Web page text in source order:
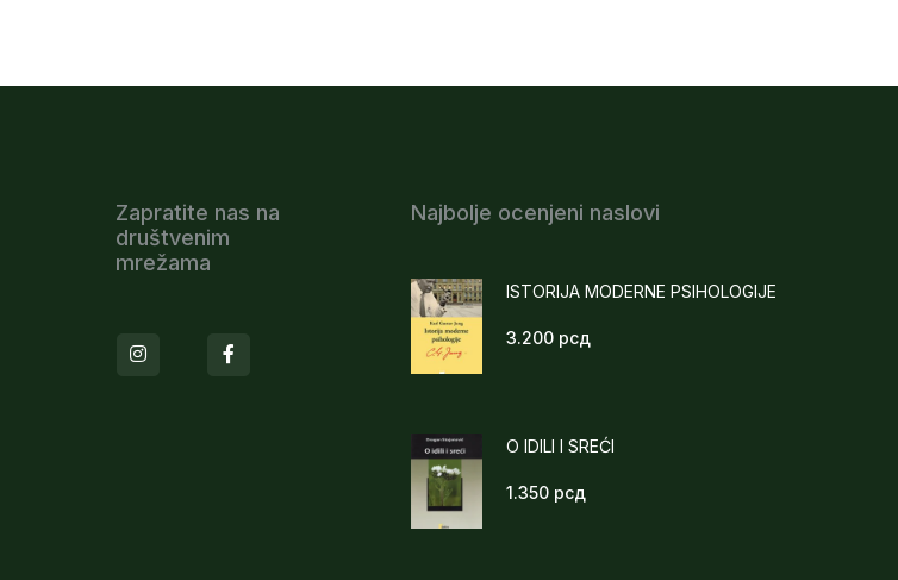
Zapratite nas na
društvenim
mrežama
Instagram
Najbolje ocenjeni naslovi
ISTORIJA MODERNE PSIHOLOGIJE
3.200 рсд
O IDILI I SREĆI
1.350 рсд